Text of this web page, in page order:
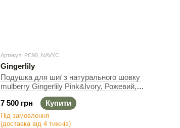
Артикул: PC90_NAVYC
Gingerlily
Подушка для шиї з натурального шовку
mulberry Gingerlily Pink&Ivory, Рожевий,
Подушка для шиї
7 500 грн
Купити
Під замовлення
(доставка від 4 тижнів)